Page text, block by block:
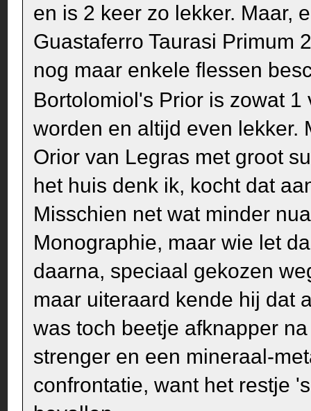
en is 2 keer zo lekker. Maar,
Guastaferro Taurasi Primum
nog maar enkele flessen
Bortolomiol's Prior is zowat
worden en altijd even lekker.
Orior van Legras met groot
het huis denk ik, kocht dat
Misschien net wat minder
Monographie, maar wie let
daarna, speciaal gekozen
maar uiteraard kende hij dat
was toch beetje afknapper
strenger en een mineraal-
confrontatie, want het restje